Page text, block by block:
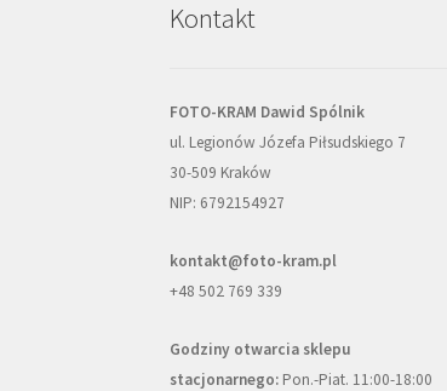
Kontakt
FOTO-KRAM Dawid Spólnik
ul. Legionów Józefa Piłsudskiego 7
30-509 Kraków
NIP: 6792154927
kontakt@foto-kram.pl
+48 502 769 339
Godziny otwarcia sklepu
stacjonarnego: Pon.-Piat. 11:00-18:00